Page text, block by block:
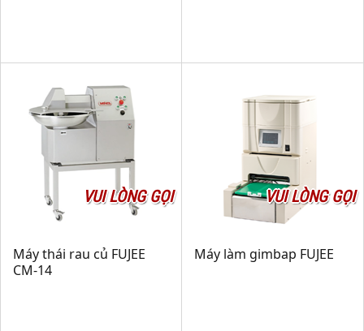
VUI LÒNG GỌI
Máy thái rau củ FUJEE
CM-14
VUI LÒNG GỌI
Máy làm gimbap FUJEE